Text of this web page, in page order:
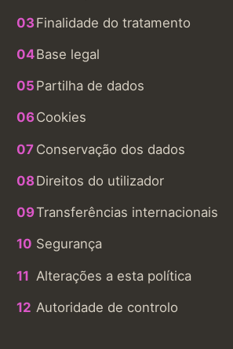
Finalidade do tratamento
Base legal
Partilha de dados
Cookies
Conservação dos dados
Direitos do utilizador
Transferências internacionais
Segurança
Alterações a esta política
Autoridade de controlo